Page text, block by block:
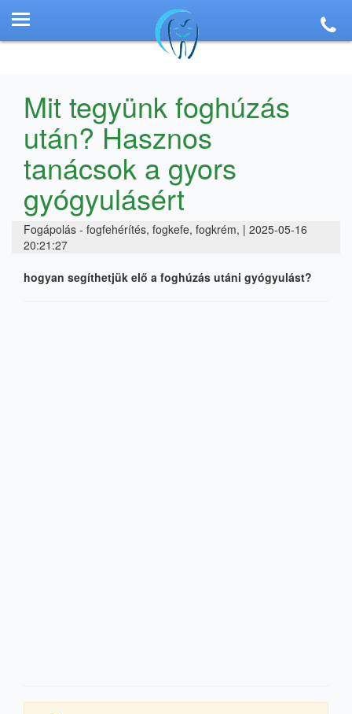
Mit tegyünk foghúzás
után? Hasznos
tanácsok a gyors
gyógyulásért
Fogápolás - fogfehérítés, fogkefe, fogkrém, | 2025-05-16
20:21:27
hogyan segíthetjük elő a foghúzás utáni gyógyulást?